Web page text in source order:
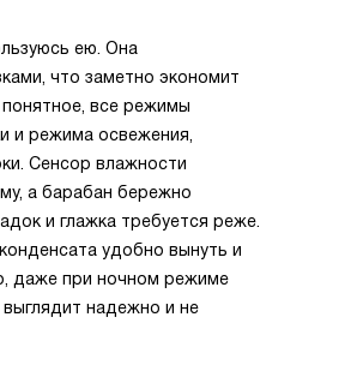
ею. Она
что заметно экономит
все режимы
и режима освежения,
Сенсор влажности
а барабан бережно
и глажка требуется реже.
удобно вынуть и
даже при ночном режиме
надежно и не